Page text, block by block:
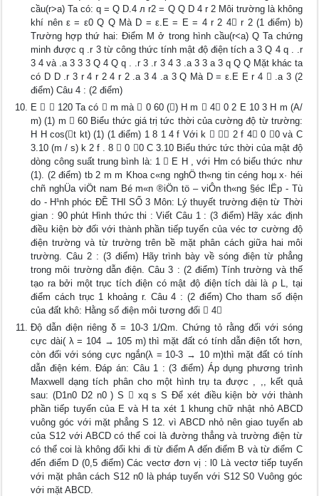
cầu(r>a) Ta có: q = Q D.4 л r2 = Q Q D 4 r 2 Môi trường là không
khí nên ε = ε0 Q Q Mà D = ε.E = E = 4 r 2 4 r 2 (1 điểm) b)
Trường hợp thứ hai: Điểm M ở trong hình cầu(r<a) Q Ta chứng
minh được q .r 3 từ công thức tính mật độ điện tích a 3 Q 4 q . .r
3 4 và .a 3 3 3 Q 4 Q q . .r 3 .r 3 4 3 .a 3 3 a 3 q Q Q Mặt khác ta
có D D .r 3 r 4 r 2 4 r 2 .a 3 4 .a 3 Q Mà D = ε.E E r 4  .a 3 (2
điểm) Câu 4 : (2 điểm)
E   120 Ta có  m mà  0 60 () H m  4 0 2 E 10 3 H m (A/
m) (1) m  60 Biểu thức giá trị tức thời của cường độ từ trường:
H H cos(t kt) (1) (1 điểm) 1 8 1 4 f Với k   2 f 4 0 0 và C
3.10 (m / s) k 2 f . 8  0 0 C 3.10 Biểu thức tức thời của mật độ
dòng công suất trung bình là: 1  E H , với Hm có biểu thức như
(1). (2 điểm) tb 2 m m Khoa c«ng nghÖ th«ng tin céng hoµ x· héi
chñ nghÜa viÖt nam Bé m«n ®iÖn tö – viÔn th«ng §éc lËp - Tù
do - H¹nh phóc ĐỀ THI SỐ 3 Môn: Lý thuyết trường điện từ Thời
gian : 90 phút Hình thức thi : Viết Câu 1 : (3 điểm) Hãy xác định
điều kiện bờ đối với thành phần tiếp tuyến của véc tơ cường độ
điện trường và từ trường trên bề mặt phân cách giữa hai môi
trường. Câu 2 : (3 điểm) Hãy trình bày về sóng điện từ phẳng
trong môi trường dẫn điện. Câu 3 : (2 điểm) Tính trường và thế
tạo ra bởi một trục tích điện có mật độ điện tích dài là ρ L, tại
điểm cách trục 1 khoảng r. Câu 4 : (2 điểm) Cho tham số điện
của đất khô: Hằng số điện môi tương đối  4
Độ dẫn điện riêng δ = 10-3 1/Ωm. Chứng tỏ rằng đối với sóng
cực dài( λ = 104 → 105 m) thì mặt đất có tính dẫn điện tốt hơn,
còn đối với sóng cực ngắn(λ = 10-3 → 10 m)thì mặt đất có tính
dẫn điện kém. Đáp án: Câu 1 : (3 điểm) Áp dụng phương trình
Maxwell dạng tích phân cho một hình trụ ta được , ,, kết quả
sau: (D1n0 D2 n0 ) S  xq s S Để xét điều kiện bờ với thành
phần tiếp tuyến của E và H ta xét 1 khung chữ nhật nhỏ ABCD
vuông góc với mặt phẳng S 12. vì ABCD nhỏ nên giao tuyến ab
của S12 với ABCD có thể coi là đường thẳng và trường điện từ
có thể coi là không đổi khi đi từ điểm A đến điểm B và từ điểm C
đến điểm D (0,5 điểm) Các vectơ đơn vị : l0 Là vectơ tiếp tuyến
với mặt phân cách S12 n0 là pháp tuyến với S12 S0 Vuông góc
với mặt ABCD.